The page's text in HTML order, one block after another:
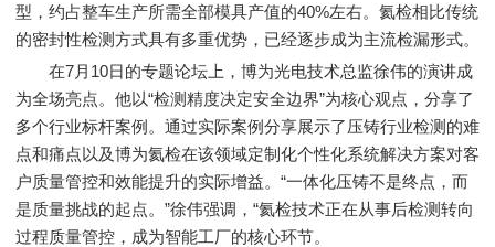
型，约占整车生产所需全部模具产值的40%左右。氦检相比传统
的密封性检测方式具有多重优势，已经逐步成为主流检漏形式。
在7月10日的专题论坛上，博为光电技术总监徐伟的演讲成
为全场亮点。他以“检测精度决定安全边界”为核心观点，分享了
多个行业标杆案例。通过实际案例分享展示了压铸行业检测的难
点和痛点以及博为氦检在该领域定制化个性化系统解决方案对客
户质量管控和效能提升的实际增益。“一体化压铸不是终点，而
是质量挑战的起点。”徐伟强调，“氦检技术正在从事后检测转向
过程质量管控，成为智能工厂的核心环节。